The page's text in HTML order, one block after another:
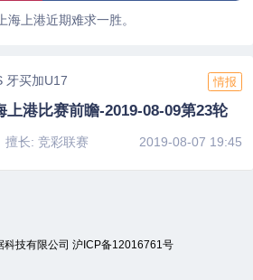
上港近期难求一胜。
情报
牙买加U17
港比赛前瞻-2019-08-09第23轮
擅长: 竞彩联赛 2019-08-07 19:45
技有限公司 沪ICP备12016761号